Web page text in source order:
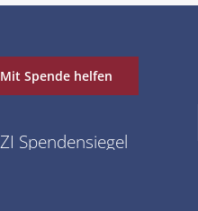
Mit Spende helfen